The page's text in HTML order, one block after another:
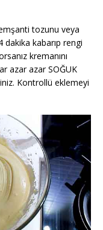
tozunu veya
dakika kabarıp rengi
kremanını
azar azar SOĞUK
Kontrollü eklemeyi